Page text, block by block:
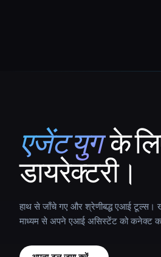
That AI Collection
एजेंट युग के
डायरेक्टरी।
हाथ से जाँचे गए और श्रेणीबद्ध एआई टूल्स।
माध्यम से अपने एआई असिस्टेंट को कनेक्ट